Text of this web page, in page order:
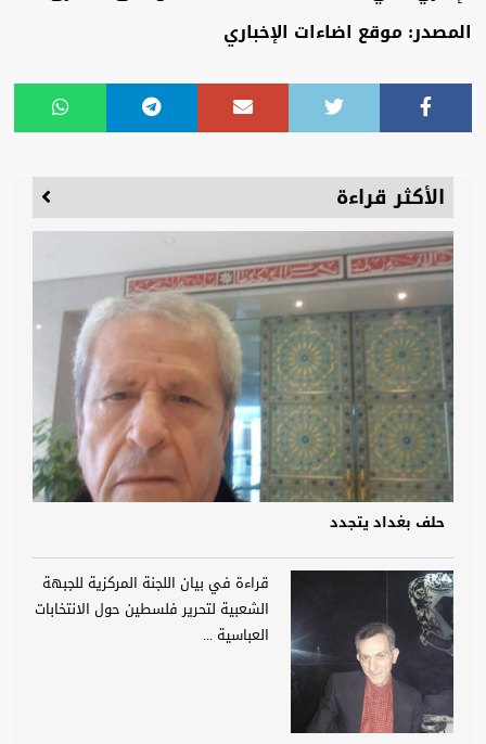
المصدر: موقع اضاءات الإخباري
الأكثر قراءة
حلف بغداد يتجدد
قراءة في بيان اللجنة المركزية للجبهة
الشعبية لتحرير فلسطين حول الانتخابات
العباسية ...